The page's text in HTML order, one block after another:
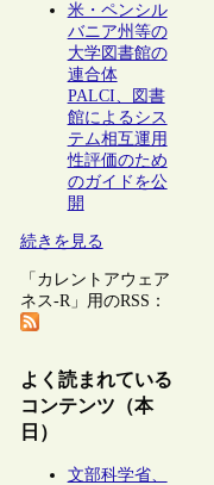
米・ペンシル
バニア州等の
大学図書館の
連合体
PALCI、図書
館によるシス
テム相互運用
性評価のため
のガイドを公
開
続きを見る
「カレントアウェア
ネス-R」用のRSS：
よく読まれている
コンテンツ（本
日）
文部科学省、